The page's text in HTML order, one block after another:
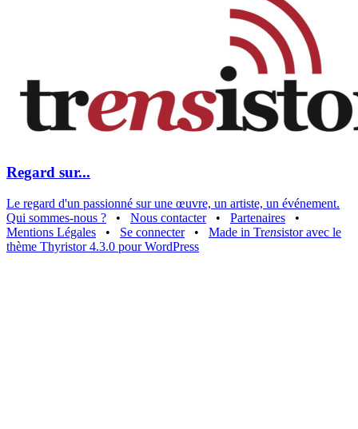
Regard sur...
Le regard d'un passionné sur une œuvre, un artiste, un événement.
Qui sommes-nous ?
• Nous contacter • Partenaires
•
Mentions Légales
• Se connecter • Made in Trensistor avec le
thème Thyristor 4.3.0 pour WordPress